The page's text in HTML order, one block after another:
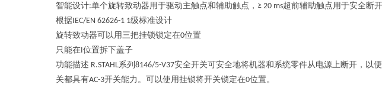
智能设计:单个旋转致动器用于驱动主触点和辅助触点， ≥ 20 ms超前辅助触点用于安全断开
根据IEC/EN 62626-1 1级标准设计
旋转致动器可以用三把挂锁锁定在0位置
只能在I位置拆下盖子
功能描述 R.STAHL系列 8146/5-V37安全开关可安全地将机器和系统零件从电源上断开，以
关都具有AC-3开关能力。可以使用挂锁将开关锁定在0位置。